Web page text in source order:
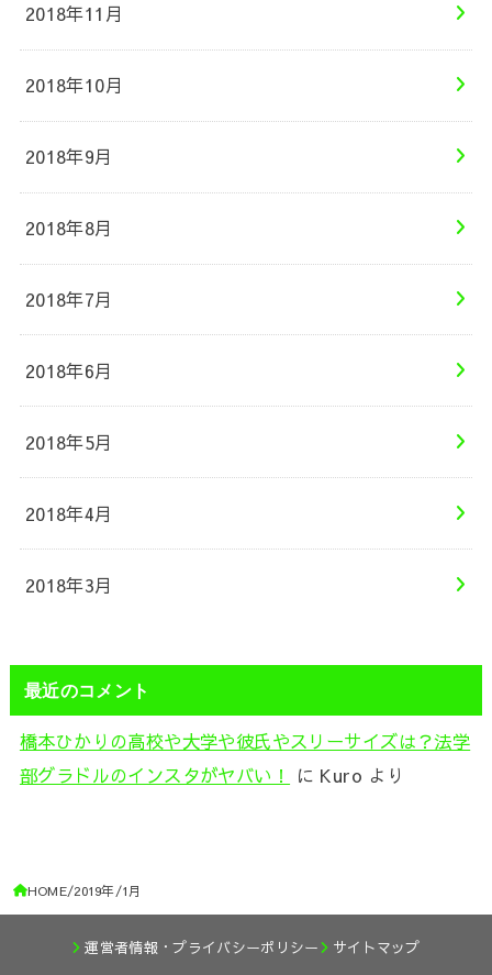
2018年11月
2018年10月
2018年9月
2018年8月
2018年7月
2018年6月
2018年5月
2018年4月
2018年3月
最近のコメント
橋本ひかりの高校や大学や彼氏やスリーサイズは？法学
部グラドルのインスタがヤバい！
に Kuro より
HOME 2019年 1月
運営者情報・プライバシーポリシー サイトマップ